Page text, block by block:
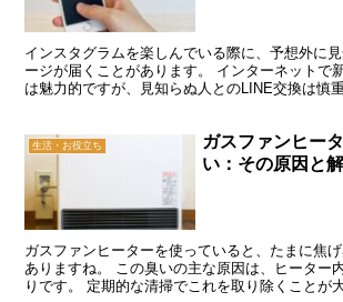
インスタグラムを楽しんでいる際に、予想外に
ージが届くことがあります。 インターネットで
は魅力的ですが、見知らぬ人とのLINE交換は慎
生活・お役立ち
ガスファンヒー
い：その原因と
ガスファンヒーターを使っていると、たまに焦
ありますね。 この臭いの主な原因は、ヒーター
りです。 定期的な清掃でこれを取り除くことが